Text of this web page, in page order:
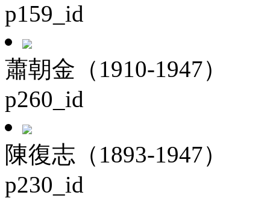
p159_id
蕭朝金（1910-1947）
p260_id
陳復志（1893-1947）
p230_id